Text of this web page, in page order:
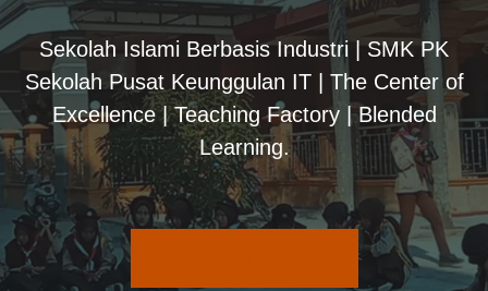
Sekolah Islami Berbasis Industri | SMK PK
Sekolah Pusat Keunggulan IT | The Center of
Excellence | Teaching Factory | Blended
Learning.